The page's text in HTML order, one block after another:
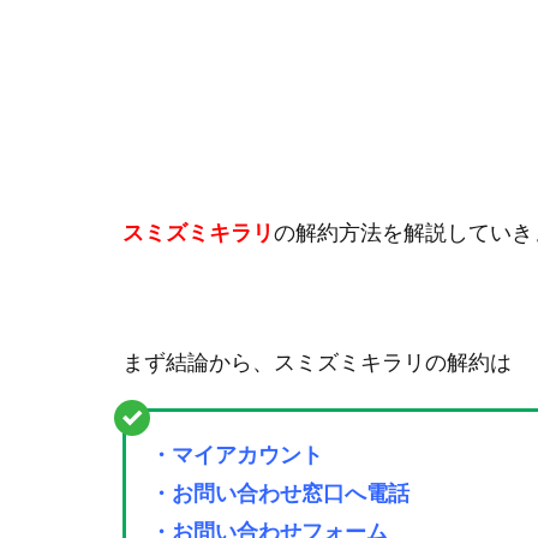
スミズミキラリの解約方法を解説してい
まず結論から、スミズミキラリの解約は
・マイアカウント
・お問い合わせ窓口へ電話
・お問い合わせフォーム